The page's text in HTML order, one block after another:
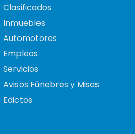
Clasificados
Inmuebles
Automotores
Empleos
Servicios
Avisos Fúnebres y Misas
Edictos